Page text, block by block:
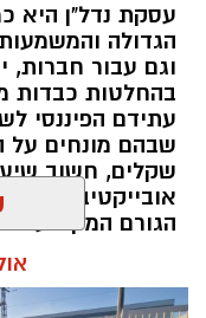
עסקת נדל"ן היא
הגדולה
וגם עבור חברות,
בהחלטות כבדות
עתידם הפיננסי
שבהם מונחים על
שקלים, חשוב
אובייקטיבי,
הגורם המקצועי
שווי של נכסי
הביטחון לקבל
ובטוחות.